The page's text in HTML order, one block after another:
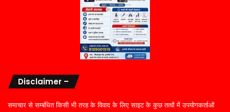
Disclaimer –
समाचार से सम्बंधित किसी भी तरह के विवाद के लिए साइट के कुछ तत्वों में उपयोगकर्ताओं